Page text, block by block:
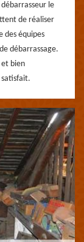
le
de réaliser
des équipes
débarrassage.
bien